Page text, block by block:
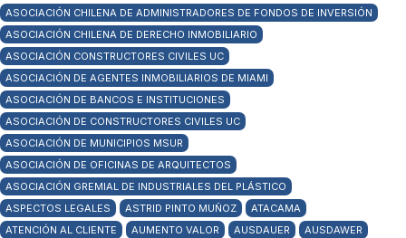
ASOCIACIÓN CHILENA DE ADMINISTRADORES DE FONDOS DE INVERSIÓN
ASOCIACIÓN CHILENA DE DERECHO INMOBILIARIO
ASOCIACIÓN CONSTRUCTORES CIVILES UC
ASOCIACIÓN DE AGENTES INMOBILIARIOS DE MIAMI
ASOCIACIÓN DE BANCOS E INSTITUCIONES
ASOCIACIÓN DE CONSTRUCTORES CIVILES UC
ASOCIACIÓN DE MUNICIPIOS MSUR
ASOCIACIÓN DE OFICINAS DE ARQUITECTOS
ASOCIACIÓN GREMIAL DE INDUSTRIALES DEL PLÁSTICO
ASPECTOS LEGALES
ASTRID PINTO MUÑOZ
ATACAMA
ATENCIÓN AL CLIENTE
AUMENTO VALOR AUSDAUER
AUSDAWER